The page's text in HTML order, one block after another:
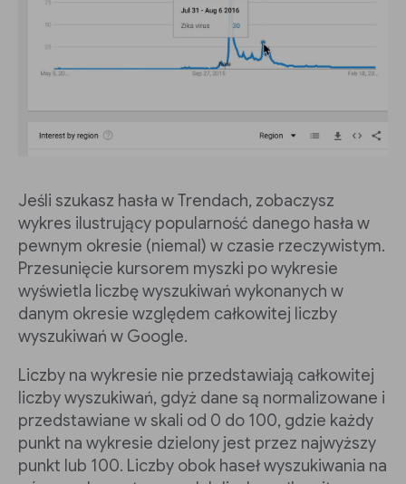
Jeśli szukasz hasła w Trendach, zobaczysz
wykres ilustrujący popularność danego hasła w
pewnym okresie (niemal) w czasie rzeczywistym.
Przesunięcie kursorem myszki po wykresie
wyświetla liczbę wyszukiwań wykonanych w
danym okresie względem całkowitej liczby
wyszukiwań w Google.
Liczby na wykresie nie przedstawiają całkowitej
liczby wyszukiwań, gdyż dane są normalizowane i
przedstawiane w skali od 0 do 100, gdzie każdy
punkt na wykresie dzielony jest przez najwyższy
punkt lub 100. Liczby obok haseł wyszukiwania na